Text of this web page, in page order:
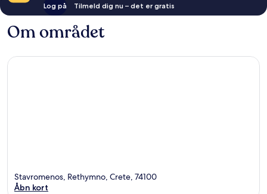
Log på Tilmeld dig nu – det er gratis
Om området
Stavromenos, Rethymno, Crete, 74100
Åbn kort